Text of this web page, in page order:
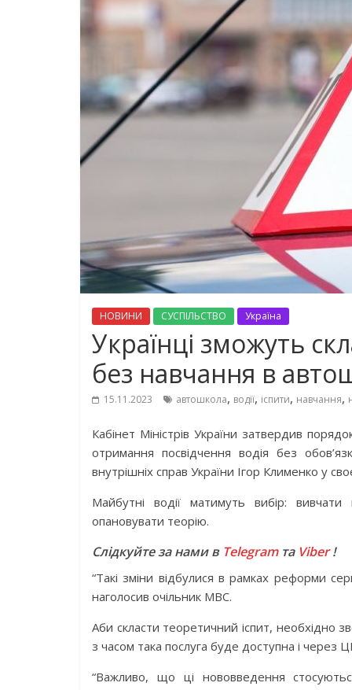
НОВИНИ СУСПІЛЬСТВО Україна
Українці зможуть
без навчання в
15.11.2023 автошкола, водії, іспити, навчання,
Кабінет Міністрів України затвердив
отримання посвідчення водія без
внутрішніх справ України Ігор Клименко у
Майбутні водії матимуть вибір:
опановувати теорію.
Слідкуйте за нами в Telegramта Viber!
“Такі зміни відбулися в рамках реформи
наголосив очільник МВС.
Аби скласти теоретичний іспит, необхідно
з часом така послуга буде доступна і через
“Важливо, що ці нововведення